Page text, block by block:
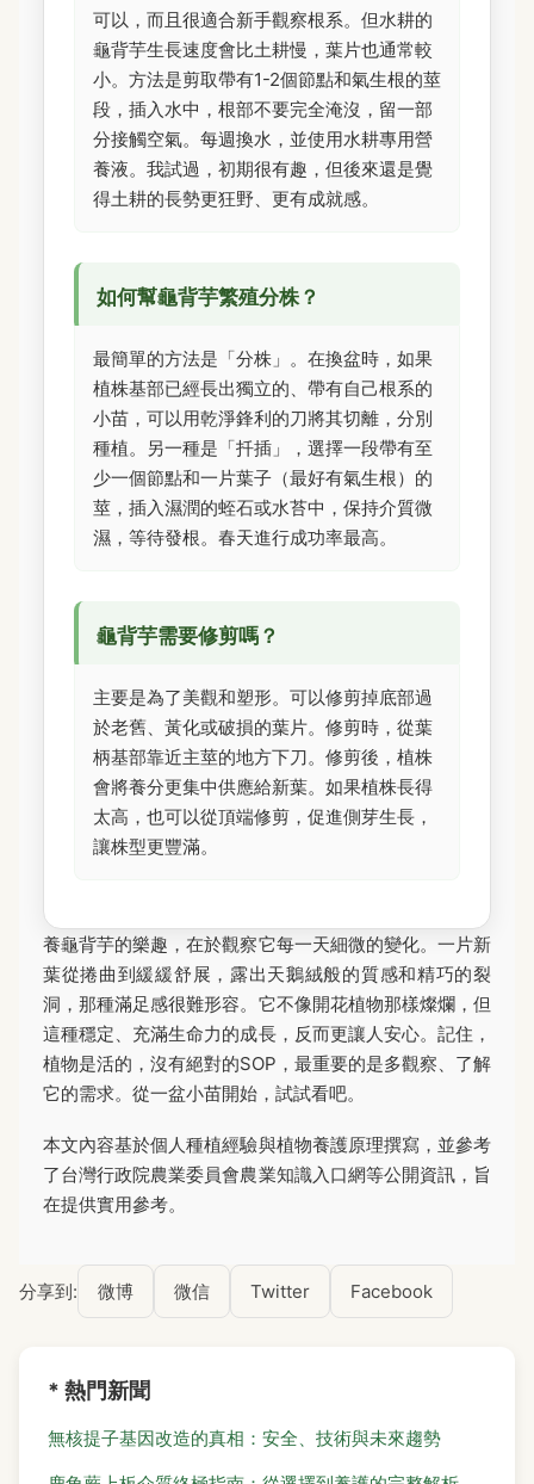
可以，而且很適合新手觀察根系。但水耕的
龜背芋生長速度會比土耕慢，葉片也通常較
小。方法是剪取帶有1-2個節點和氣生根的莖
段，插入水中，根部不要完全淹沒，留一部
分接觸空氣。每週換水，並使用水耕專用營
養液。我試過，初期很有趣，但後來還是覺
得土耕的長勢更狂野、更有成就感。
如何幫龜背芋繁殖分株？
最簡單的方法是「分株」。在換盆時，如果
植株基部已經長出獨立的、帶有自己根系的
小苗，可以用乾淨鋒利的刀將其切離，分別
種植。另一種是「扦插」，選擇一段帶有至
少一個節點和一片葉子（最好有氣生根）的
莖，插入濕潤的蛭石或水苔中，保持介質微
濕，等待發根。春天進行成功率最高。
龜背芋需要修剪嗎？
主要是為了美觀和塑形。可以修剪掉底部過
於老舊、黃化或破損的葉片。修剪時，從葉
柄基部靠近主莖的地方下刀。修剪後，植株
會將養分更集中供應給新葉。如果植株長得
太高，也可以從頂端修剪，促進側芽生長，
讓株型更豐滿。
養龜背芋的樂趣，在於觀察它每一天細微的變化。一片新
葉從捲曲到緩緩舒展，露出天鵝絨般的質感和精巧的裂
洞，那種滿足感很難形容。它不像開花植物那樣燦爛，但
這種穩定、充滿生命力的成長，反而更讓人安心。記住，
植物是活的，沒有絕對的SOP，最重要的是多觀察、了解
它的需求。從一盆小苗開始，試試看吧。
本文內容基於個人種植經驗與植物養護原理撰寫，並參考
了台灣行政院農業委員會農業知識入口網等公開資訊，旨
在提供實用參考。
分享到: 微博 微信 Twitter Facebook
* 熱門新聞
無核提子基因改造的真相：安全、技術與未來趨勢